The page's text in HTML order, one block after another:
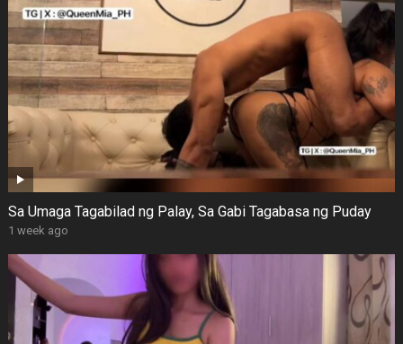
Sa Umaga Tagabilad ng Palay, Sa Gabi Tagabasa ng Puday
1 week ago